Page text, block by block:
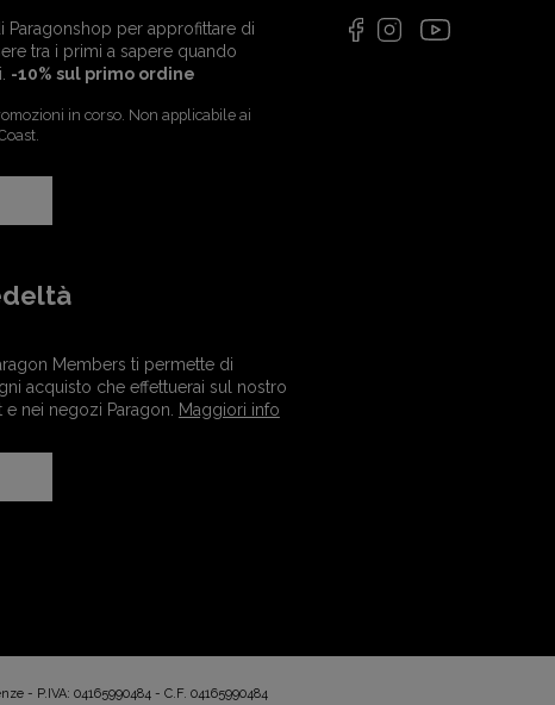
Paragonshop per approfittare di
tra i primi a sapere quando
-10% sul primo ordine
in corso. Non applicabile ai
Members ti permette di
acquisto che effettuerai sul nostro
nei negozi Paragon. Maggiori info
- P.IVA: 04165990484 - C.F. 04165990484